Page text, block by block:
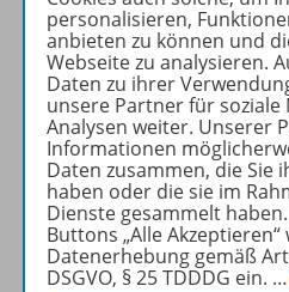
Beschreibung
Zugehörige
personalisieren,
anbieten zu können und
Webseite zu analysieren.
Daten zu ihrer
unsere Partner für
Analysen weiter. Unserer
Informationen
Daten zusammen, die Sie
haben oder die sie im
Dienste gesammelt
Buttons „Alle
Datenerhebung gemäß
DSGVO, § 25 TDDDG ein. …